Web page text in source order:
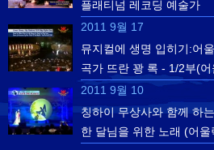
플래티넘 레코딩 예술가
2011 9월 17
뮤지컬에 생명 입히기:어
곡가 뜨란 꽝 록 - 1/2부(
2011 9월 10
칭하이 무상사와 함께 하
한 달님을 위한 노래 (어울